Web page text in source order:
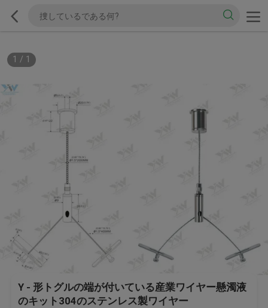
1 / 1
Y - 形トグルの端が付いている産業ワイヤー懸濁液
のキット304のステンレス製ワイヤー